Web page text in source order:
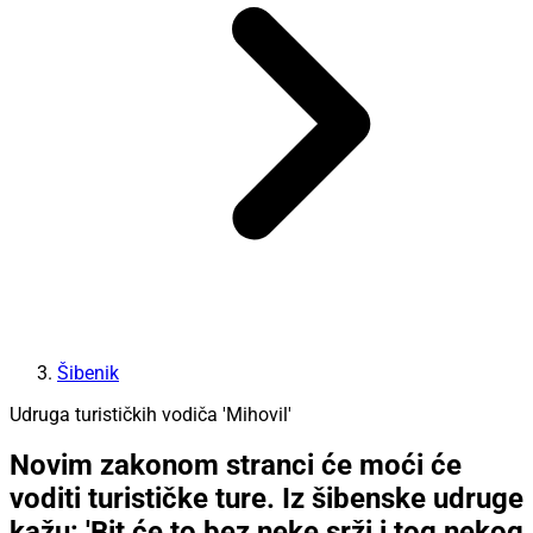
Šibenik
Udruga turističkih vodiča 'Mihovil'
Novim zakonom stranci će moći će
voditi turističke ture. Iz šibenske udruge